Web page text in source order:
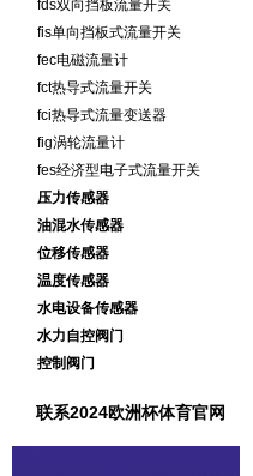
fds双向挡板流量开关
fis单向挡板式流量开关
fec电磁流量计
fct热导式流量开关
fci热导式流量变送器
fig涡轮流量计
fes经济型电子式流量开关
压力传感器
油混水传感器
位移传感器
温度传感器
水电设备传感器
水力自控阀门
控制阀门
联系2024欧洲杯体育官网